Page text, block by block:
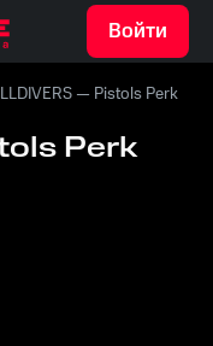
Войти
— Pistols Perk
Perk